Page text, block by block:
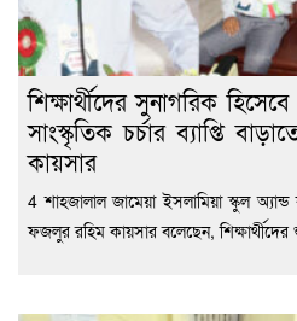
শিক্ষার্থীদের সুনাগরিক
সাংস্কৃতিক চর্চার ব্যাপ্তি
কায়সার
4 শাহজালাল জামেয়া ইসলামিয়া স্কুল
ফজলুর রহিম কায়সার বলেছেন, শিক্ষার্থীদের